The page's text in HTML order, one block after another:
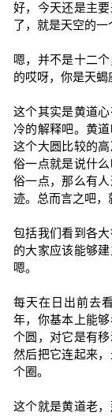
好，今天还是主
了，就是天空的一
嗯，并不是十二
的哎呀，你是天蝎
这个其实是黄道
冷的解释吧。黄
这个大圆比较的
俗一点就是说什
俗一点，那么有
迹。总而言之吧，
包括我们看到各
的大家应该能够
嗯。
每天在日出前去
年，你基本上能
个圆，对它是有
然后把它连起来
个圈。
这个就是黄道老